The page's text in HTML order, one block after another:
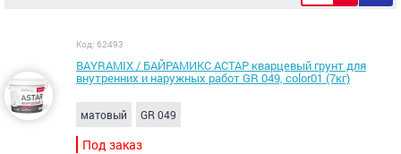
Код: 62493
BAYRAMIX / БАЙРАМИКС АСТАР кварцевый грунт для
внутренних и наружных работ GR 049, color01 (7кг)
матовый GR 049
Под заказ